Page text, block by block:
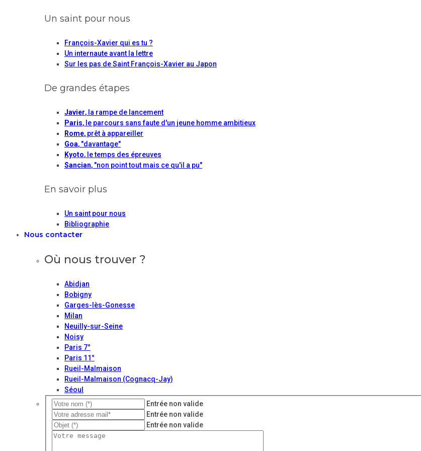
Un saint pour nous
François-Xavier qui es tu ?
Un internaute avant la lettre
Sur les pas de Saint François-Xavier au Japon
De grandes étapes
Javier, la rampe de lancement
Paris, le parcours sans faute d'un jeune homme ambitieux
Rome, prêt à appareiller
Goa, "davantage"
Kyoto, le temps des épreuves
Sancian, "non point tout mais ce qu'il a pu"
En savoir plus
Un saint pour nous
Bibliographie
Nous contacter
Où nous trouver ?
Abidjan
Bobigny
Garges-lès-Gonesse
Milan
Neuilly-sur-Seine
Noisy
Paris 7°
Paris 11°
Rueil-Malmaison
Rueil-Malmaison (Cognacq-Jay)
Séoul
Entrée non valide
Entrée non valide
Entrée non valide